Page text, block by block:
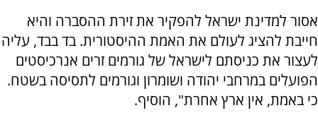
אסור למדינת ישראל להפקיר את זירת ההסברה והיא
חייבת להציג לעולם את האמת ההיסטורית. בד בבד, עליה
לעצור את כניסתם לישראל של גורמים זרים אנרכיסטים
הפועלים במרחבי יהודה ושומרון וגורמים לתסיסה בשטח.
כי באמת, אין ארץ אחרת", הוסיף.